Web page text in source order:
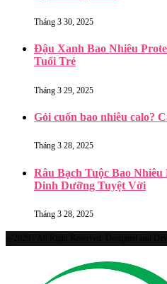
Tháng 3 30, 2025
Đậu Xanh Bao Nhiêu
Tuổi Trẻ
Tháng 3 29, 2025
Gỏi cuốn bao nhiêu calo?
Tháng 3 28, 2025
Râu Bạch Tuộc Bao
Dinh Dưỡng Tuyệt Vời
Tháng 3 28, 2025